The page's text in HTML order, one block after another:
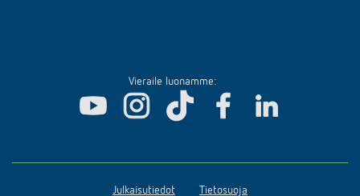
Vieraile luonamme:
Julkaisutiedot Tietosuoja